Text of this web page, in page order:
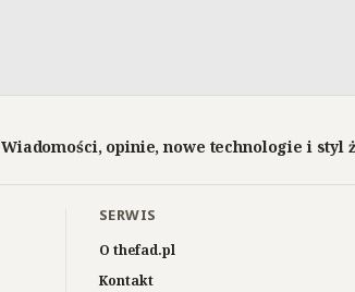
Wiadomości, opinie, nowe technologie i styl
SERWIS
O thefad.pl
Kontakt